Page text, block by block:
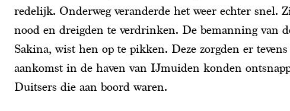
redelijk. Onderweg veranderde het weer echter snel.
nood en dreigden te verdrinken. De bemanning van
Sakina, wist hen op te pikken. Deze zorgden er
aankomst in de haven van IJmuiden konden
Duitsers die aan boord waren.